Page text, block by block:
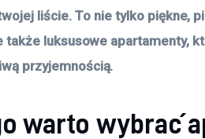
liście. To nie tylko piękne,
także luksusowe apartamenty,
przyjemnością.
warto wybrać